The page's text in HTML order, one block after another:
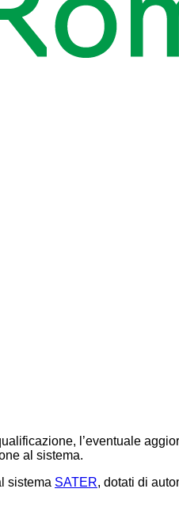
l’eventuale
al sistema.
sistema SATER, dotati di